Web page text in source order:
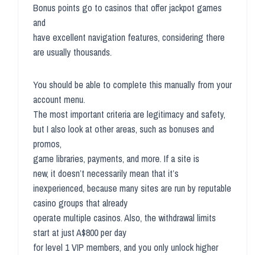
Bonus points go to casinos that offer jackpot games
and
have excellent navigation features, considering there
are usually thousands.
You should be able to complete this manually from your
account menu.
The most important criteria are legitimacy and safety,
but I also look at other areas, such as bonuses and
promos,
game libraries, payments, and more. If a site is
new, it doesn’t necessarily mean that it’s
inexperienced, because many sites are run by reputable
casino groups that already
operate multiple casinos. Also, the withdrawal limits
start at just A$800 per day
for level 1 VIP members, and you only unlock higher